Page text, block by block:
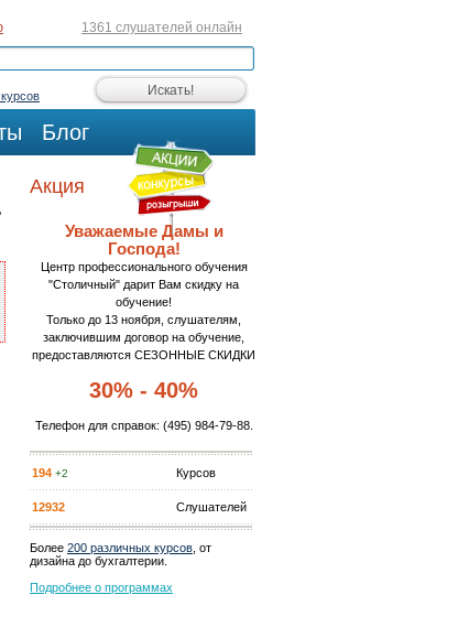
1361 слушателей онлайн
Блог
Акция
Уважаемые Дамы и
Господа!
Центр профессионального обучения
"Столичный" дарит Вам скидку на
обучение!
Только до 13 ноября, слушателям,
заключившим договор на обучение,
предоставляются СЕЗОННЫЕ СКИДКИ
30% - 40%
Телефон для справок: (495) 984-79-88.
194 +2 Курсов
12932 Слушателей
Более 200 различных курсов , от
дизайна до бухгалтерии.
Подробнее о программах